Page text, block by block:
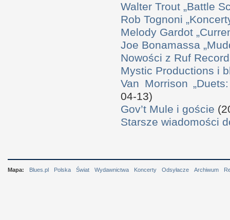
Walter Trout „Battle
Rob Tognoni
Melody Gardot
Joe Bonamassa
Nowości z Ruf
Mystic Productions i
Van Morrison
04-13)
Gov’t Mule i goście
Starsze wiadomości
Mapa: Blues.pl Polska Świat Wydawnictwa Koncerty Odsyłacze Archiwum